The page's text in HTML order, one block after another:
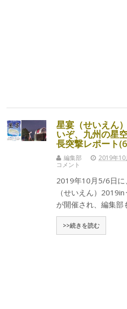
星宴（せいえん
いぞ、九州の星
長突撃レポート
編集部 2019年10
コメント
2019年10月5/6日に
（せいえん）
が開催され、編集部
>>続きを読む